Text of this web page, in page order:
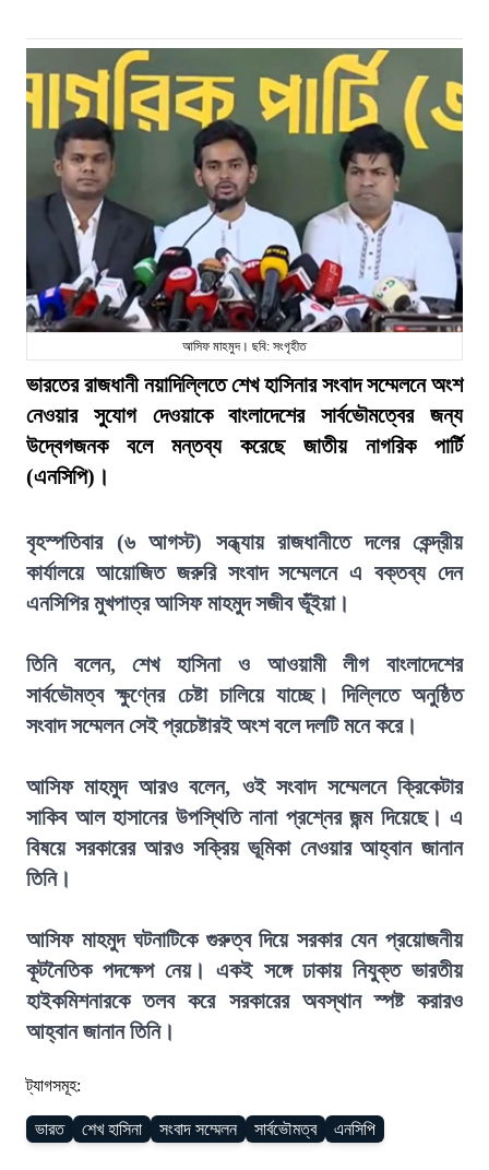
আসিফ মাহমুদ। ছবি: সংগৃহীত
ভারতের রাজধানী নয়াদিল্লিতে শেখ হাসিনার সংবাদ সম্মেলনে অংশ
নেওয়ার সুযোগ দেওয়াকে বাংলাদেশের সার্বভৌমত্বের জন্য
উদ্বেগজনক বলে মন্তব্য করেছে জাতীয় নাগরিক পার্টি
(এনসিপি)।
বৃহস্পতিবার (৬ আগস্ট) সন্ধ্যায় রাজধানীতে দলের কেন্দ্রীয়
কার্যালয়ে আয়োজিত জরুরি সংবাদ সম্মেলনে এ বক্তব্য দেন
এনসিপির মুখপাত্র আসিফ মাহমুদ সজীব ভূঁইয়া।
তিনি বলেন, শেখ হাসিনা ও আওয়ামী লীগ বাংলাদেশের
সার্বভৌমত্ব ক্ষুণ্নের চেষ্টা চালিয়ে যাচ্ছে। দিল্লিতে অনুষ্ঠিত
সংবাদ সম্মেলন সেই প্রচেষ্টারই অংশ বলে দলটি মনে করে।
আসিফ মাহমুদ আরও বলেন, ওই সংবাদ সম্মেলনে ক্রিকেটার
সাকিব আল হাসানের উপস্থিতি নানা প্রশ্নের জন্ম দিয়েছে। এ
বিষয়ে সরকারের আরও সক্রিয় ভূমিকা নেওয়ার আহ্বান জানান
তিনি।
আসিফ মাহমুদ ঘটনাটিকে গুরুত্ব দিয়ে সরকার যেন প্রয়োজনীয়
কূটনৈতিক পদক্ষেপ নেয়। একই সঙ্গে ঢাকায় নিযুক্ত ভারতীয়
হাইকমিশনারকে তলব করে সরকারের অবস্থান স্পষ্ট করারও
আহ্বান জানান তিনি।
ট্যাগসমূহ:
ভারত শেখ হাসিনা সংবাদ সম্মেলন সার্বভৌমত্ব এনসিপি